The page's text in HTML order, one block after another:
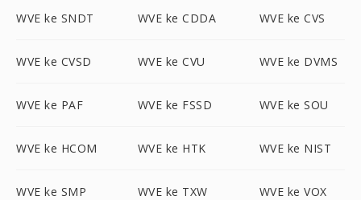
WVE ke SNDT WVE ke CDDA WVE ke CVS
WVE ke CVSD WVE ke CVU WVE ke DVMS
WVE ke PAF WVE ke FSSD WVE ke SOU
WVE ke HCOM WVE ke HTK WVE ke NIST
WVE ke SMP WVE ke TXW WVE ke VOX